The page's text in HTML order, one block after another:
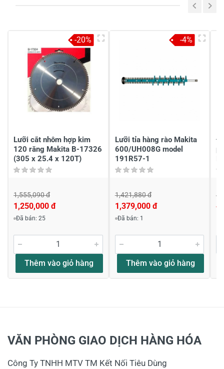
Gửi nhận xét
Lưỡi cắt nhôm hợp kim
120 răng Makita B-17326
(305 x 25.4 x 120T)
1,555,090 đ
1,250,000 đ
Đã bán: 25
Thêm vào giỏ hàng
-20%
Lưỡi tỉa hàng rào Makita
600/UH008G model
191R57-1
1,421,880 đ
1,379,000 đ
Đã bán: 1
Thêm vào giỏ hàng
-4%
VĂN PHÒNG GIAO DỊCH HÀNG HÓA
Công Ty TNHH MTV TM Kết Nối Tiêu Dùng